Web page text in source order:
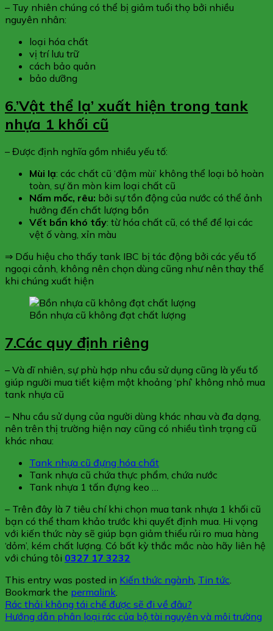
– Tuy nhiên chúng có thể bị giảm tuổi thọ bởi nhiều
nguyên nhân:
loại hóa chất
vị trí lưu trữ
cách bảo quản
bảo dưỡng
6.’Vật thể lạ’ xuất hiện trong tank
nhựa 1 khối cũ
– Được định nghĩa gồm nhiều yếu tố:
Mùi lạ: các chất cũ ‘đậm mùi’ không thể loại bỏ hoàn
toàn, sự ăn mòn kim loại chất cũ
Nấm mốc, rêu: bởi sự tồn động của nước có thể ảnh
hưởng đến chất lượng bồn
Vết bẩn khó tẩy: từ hóa chất cũ, có thể để lại các
vệt ố vàng, xỉn màu
⇒ Dấu hiệu cho thấy tank IBC bị tác động bởi các yếu tố
ngoại cảnh, không nên chọn dùng cũng như nên thay thế
khi chúng xuất hiện
Bồn nhựa cũ không đạt chất lượng
7.Các quy định riêng
– Và dĩ nhiên, sự phù hợp nhu cầu sử dụng cũng là yếu tố
giúp người mua tiết kiệm một khoảng ‘phí’ không nhỏ mua
tank nhựa cũ
– Nhu cầu sử dụng của người dùng khác nhau và đa dạng,
nên trên thị trường hiện nay cũng có nhiều tình trạng cũ
khác nhau:
Tank nhựa cũ đựng hóa chất
Tank nhựa cũ chứa thực phẩm, chứa nước
Tank nhựa 1 tấn đựng keo …
– Trên đây là 7 tiêu chí khi chọn mua tank nhựa 1 khối cũ
bạn có thể tham khảo trước khi quyết định mua. Hi vọng
với kiến thức này sẽ giúp bạn giảm thiểu rủi ro mua hàng
‘dỏm’, kém chất lượng. Có bất kỳ thắc mắc nào hãy liên hệ
với chúng tôi 0327 17 3232
This entry was posted in Kiến thức ngành Tin tức
Bookmark the permalink
Rác thải không tái chế được sẽ đi về đâu?
Hướng dẫn phân loại rác của bộ tài nguyên và môi trường